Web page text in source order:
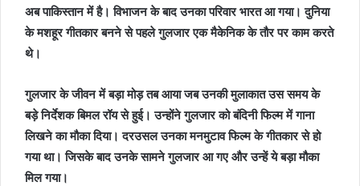
अब पाकिस्तान में है। विभाजन के बाद उनका परिवार भारत आ गया। दुनिया
के मशहूर गीतकार बनने से पहले गुलजार एक मैकेनिक के तौर पर काम करते
थे।
गुलजार के जीवन में बड़ा मोड़ तब आया जब उनकी मुलाकात उस समय के
बड़े निर्देशक बिमल रॉय से हुई। उन्होंने गुलजार को बंदिनी फिल्म में गाना
लिखने का मौका दिया। दरउसल उनका मनमुटाव फिल्म के गीतकार से हो
गया था। जिसके बाद उनके सामने गुलजार आ गए और उन्हें ये बड़ा मौका
मिल गया।